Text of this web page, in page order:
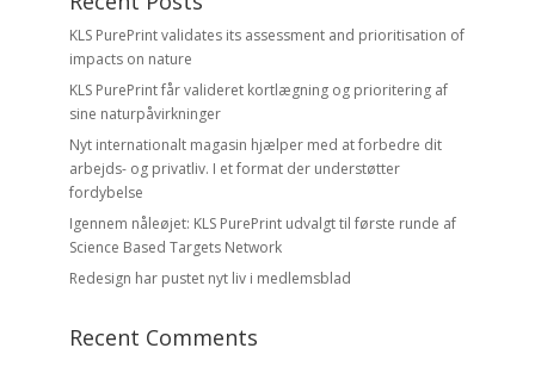
KLS PurePrint validates its assessment and prioritisation of
impacts on nature
KLS PurePrint får valideret kortlægning og prioritering af
sine naturpåvirkninger
Nyt internationalt magasin hjælper med at forbedre dit
arbejds- og privatliv. I et format der understøtter
fordybelse
Igennem nåleøjet: KLS PurePrint udvalgt til første runde af
Science Based Targets Network
Redesign har pustet nyt liv i medlemsblad
Recent Comments